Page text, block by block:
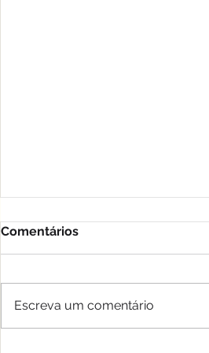
Comentários
Escreva um comentário